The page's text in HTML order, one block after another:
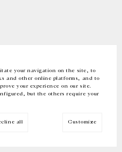
your navigation on the site, to
and other online platforms, and to
your experience on our site.
but the others require your
all Customize